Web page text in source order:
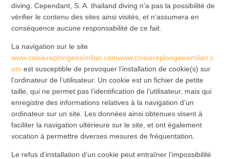
diving. Cependant, S. A. thailand diving n’a pas la possibilité de
vérifier le contenu des sites ainsi visités, et n’assumera en
conséquence aucune responsabilité de ce fait.
La navigation sur le site
www.coisiereplongeesimilan.comwww.coisiereplongeesimilan.c
om est susceptible de provoquer l’installation de cookie(s) sur
l’ordinateur de l’utilisateur. Un cookie est un fichier de petite
taille, qui ne permet pas l’identification de l’utilisateur, mais qui
enregistre des informations relatives à la navigation d’un
ordinateur sur un site. Les données ainsi obtenues visent à
faciliter la navigation ultérieure sur le site, et ont également
vocation à permettre diverses mesures de fréquentation.
Le refus d’installation d’un cookie peut entraîner l’impossibilité